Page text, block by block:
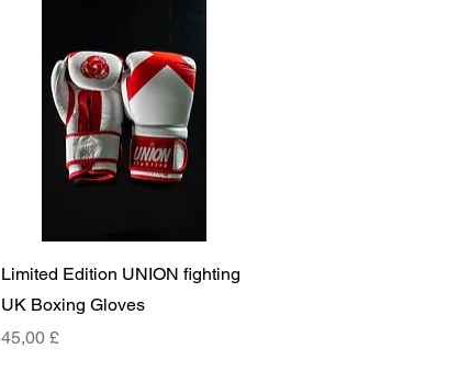
Hurtigvisning
Limited Edition UNION fighting
UK Boxing Gloves
Pris
45,00 £